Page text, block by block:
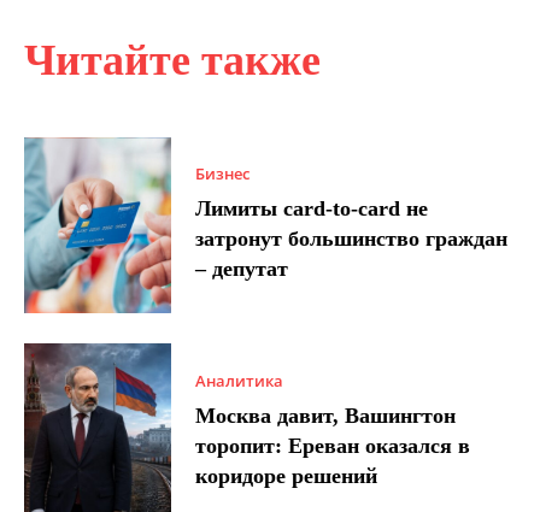
Читайте также
Бизнес
Лимиты card-to-card не
затронут большинство граждан
– депутат
Аналитика
Москва давит, Вашингтон
торопит: Ереван оказался в
коридоре решений